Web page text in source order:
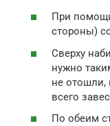
При
стороны)
Сверху
нужно
не отошли,
всего
По обеим